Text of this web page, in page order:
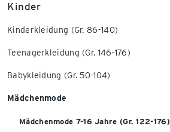
Kinder
Kinderkleidung (Gr. 86-140)
Teenagerkleidung (Gr. 146-176)
Babykleidung (Gr. 50-104)
Mädchenmode
Mädchenmode 7-16 Jahre (Gr. 122-176)